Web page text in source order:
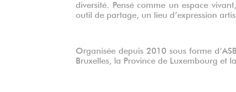
diversité. Pensé comme un espace
outil de partage, un lieu d’expression
Organisée depuis 2010 sous forme
Bruxelles, la Province de Luxembourg et